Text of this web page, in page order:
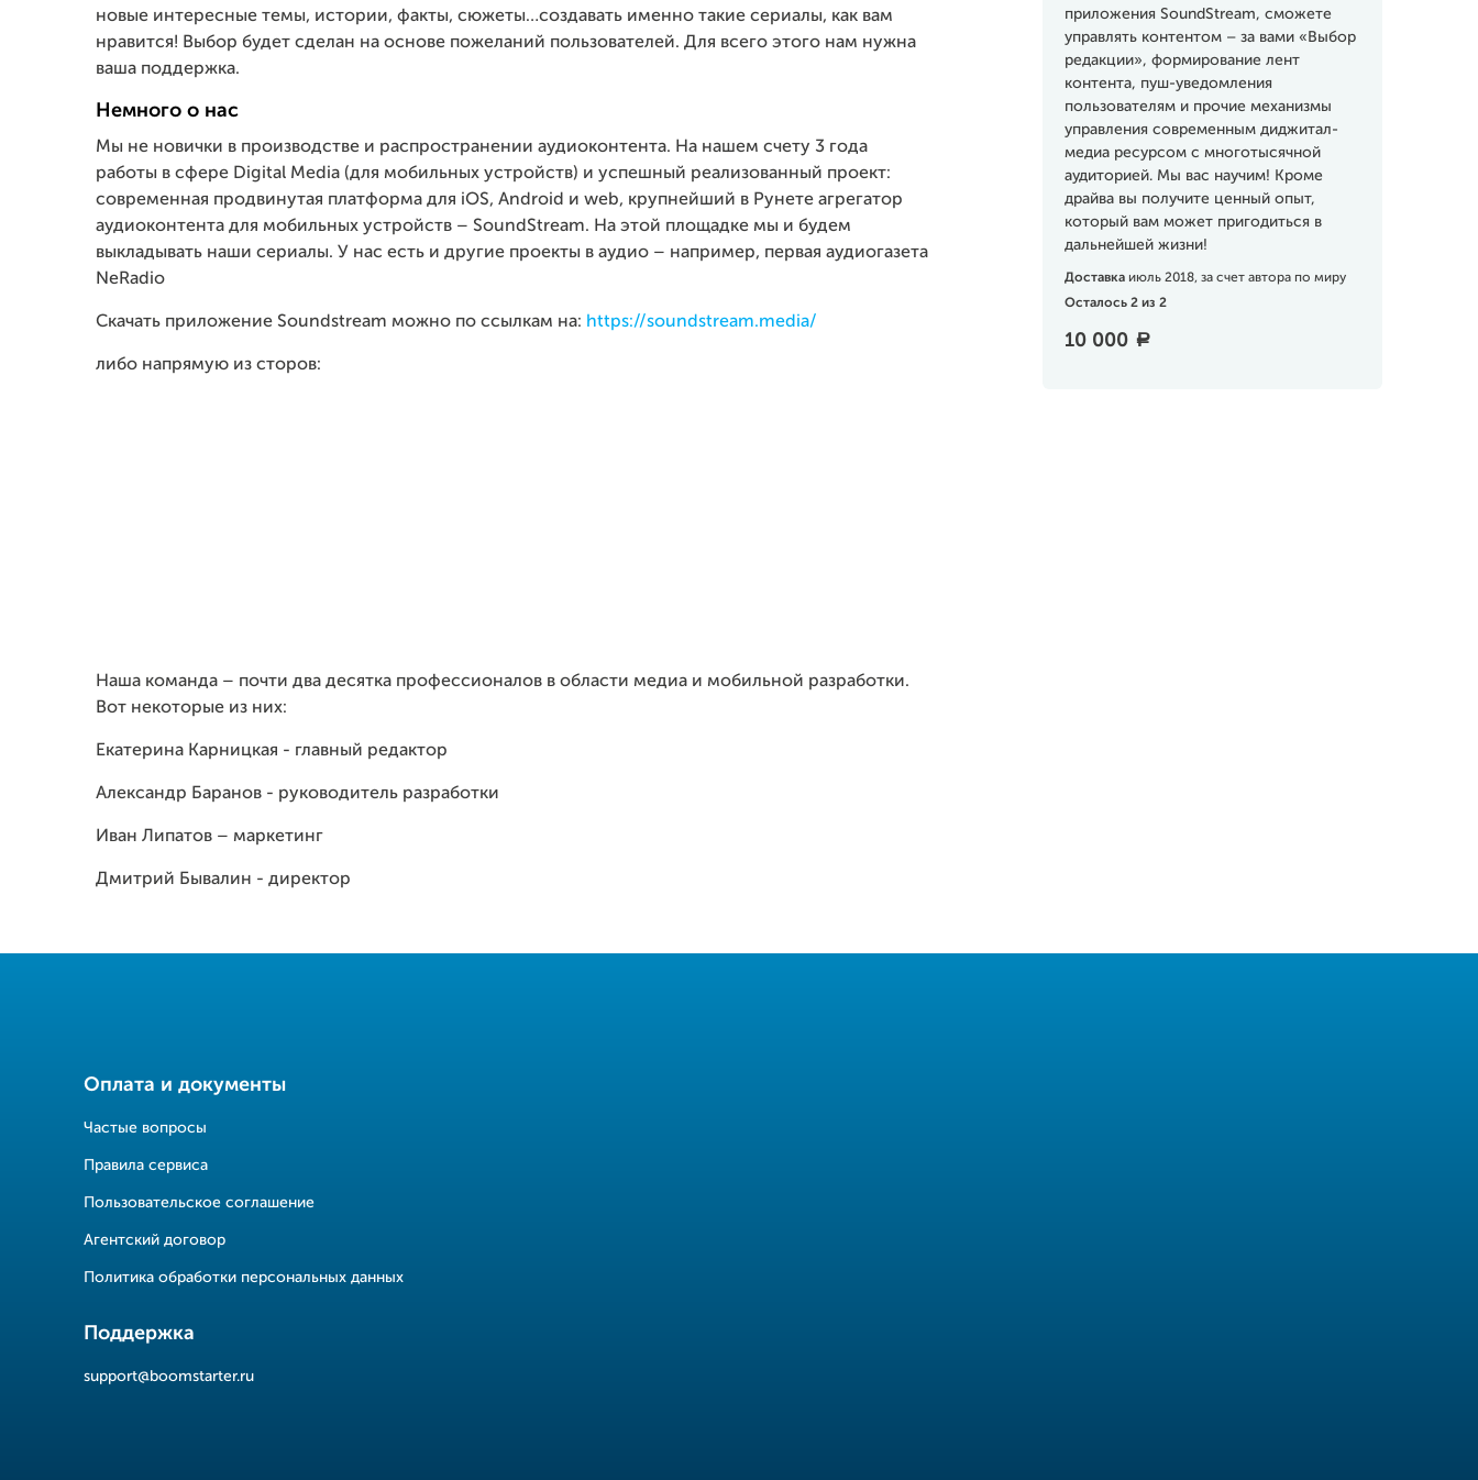
приложения SoundStream, сможете
управлять контентом – за вами «Выбор
редакции», формирование лент
контента, пуш-уведомления
пользователям и прочие механизмы
управления современным диджитал-
медиа ресурсом c многотысячной
аудиторией. Мы вас научим! Кроме
драйва вы получите ценный опыт,
который вам может пригодиться в
дальнейшей жизни!
Доставка июль 2018, за счет автора по миру
Осталось 2 из 2
10 000 a
новые интересные темы, истории, факты, сюжеты…создавать именно такие сериалы, как вам
нравится! Выбор будет сделан на основе пожеланий пользователей. Для всего этого нам нужна
ваша поддержка.
Немного о нас
Мы не новички в производстве и распространении аудиоконтента. На нашем счету 3 года
работы в сфере Digital Media (для мобильных устройств) и успешный реализованный проект:
современная продвинутая платформа для iOS, Android и web, крупнейший в Рунете агрегатор
аудиоконтента для мобильных устройств – SoundStream. На этой площадке мы и будем
выкладывать наши сериалы. У нас есть и другие проекты в аудио – например, первая аудиогазета
NeRadio
Скачать приложение Soundstream можно по ссылкам на: https://soundstream.media/
либо напрямую из сторов:
Наша команда – почти два десятка профессионалов в области медиа и мобильной разработки.
Вот некоторые из них:
Екатерина Карницкая - главный редактор
Александр Баранов - руководитель разработки
Иван Липатов – маркетинг
Дмитрий Бывалин - директор
Оплата и документы
Частые вопросы
Правила сервиса
Пользовательское соглашение
Агентский договор
Политика обработки персональных данных
Поддержка
support@boomstarter.ru